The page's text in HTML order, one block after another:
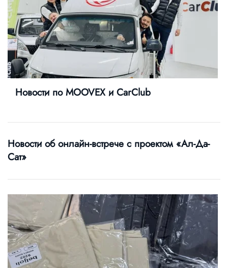
Новости по MOOVEX и CarClub
Новости об онлайн-встрече с проектом «Ал-Да-
Сат»